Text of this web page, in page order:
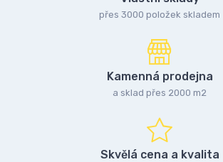
přes 3000 položek skladem
Kamenná prodejna
a sklad přes 2000 m2
Skvělá cena a kvalita